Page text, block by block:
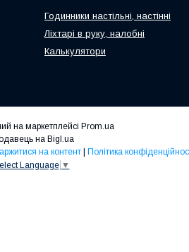
Годинники настільні, настінні
Ліхтарі в руку, налобні
Калькулятори
на маркетплейсі Prom.ua
на Bigl.ua
на контент | Політика
Language ▼